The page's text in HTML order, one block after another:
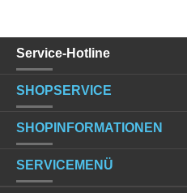
Service-Hotline
SHOPSERVICE
SHOPINFORMATIONEN
SERVICEMENÜ